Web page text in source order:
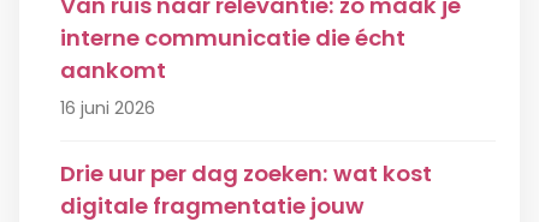
interne communicatie die écht
aankomt
16 juni 2026
Drie uur per dag zoeken: wat kost
digitale fragmentatie jouw